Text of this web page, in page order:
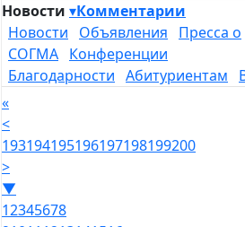
Новости ▾Комментарии
Новости
Объявления
Пресса о
СОГМА Конференции
Благодарности Абитуриентам
«
<
193194195196197198199200
>
▼
12345678